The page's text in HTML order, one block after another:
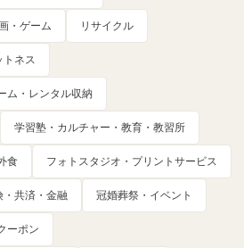
・ゲーム リサイクル
トネス
ム・レンタル収納
学習塾・カルチャー・教育・教習所
食 フォトスタジオ・プリントサービス
・共済・金融 冠婚葬祭・イベント
ーポン